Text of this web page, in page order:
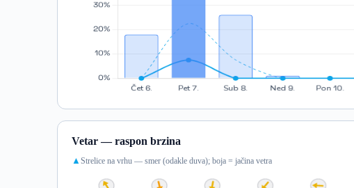
Vetar — raspon brzina
▲Strelice na vrhu — smer (odakle duva); boja = jačina vetra